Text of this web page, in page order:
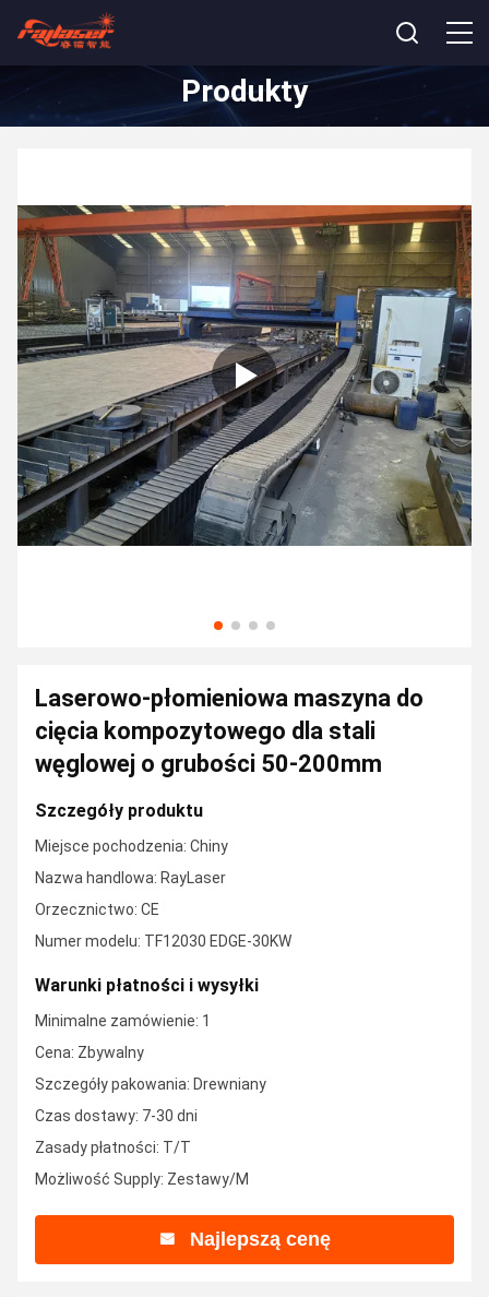
Produkty
Laserowo-płomieniowa maszyna do
cięcia kompozytowego dla stali
węglowej o grubości 50-200mm
Szczegóły produktu
Miejsce pochodzenia: Chiny
Nazwa handlowa: RayLaser
Orzecznictwo: CE
Numer modelu: TF12030 EDGE-30KW
Warunki płatności i wysyłki
Minimalne zamówienie: 1
Cena: Zbywalny
Szczegóły pakowania: Drewniany
Czas dostawy: 7-30 dni
Zasady płatności: T/T
Możliwość Supply: Zestawy/M
Najlepszą cenę